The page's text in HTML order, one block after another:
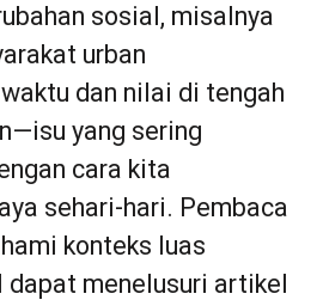
sosial, misalnya
urban
dan nilai di tengah
yang sering
cara kita
sehari-hari. Pembaca
konteks luas
dapat menelusuri artikel